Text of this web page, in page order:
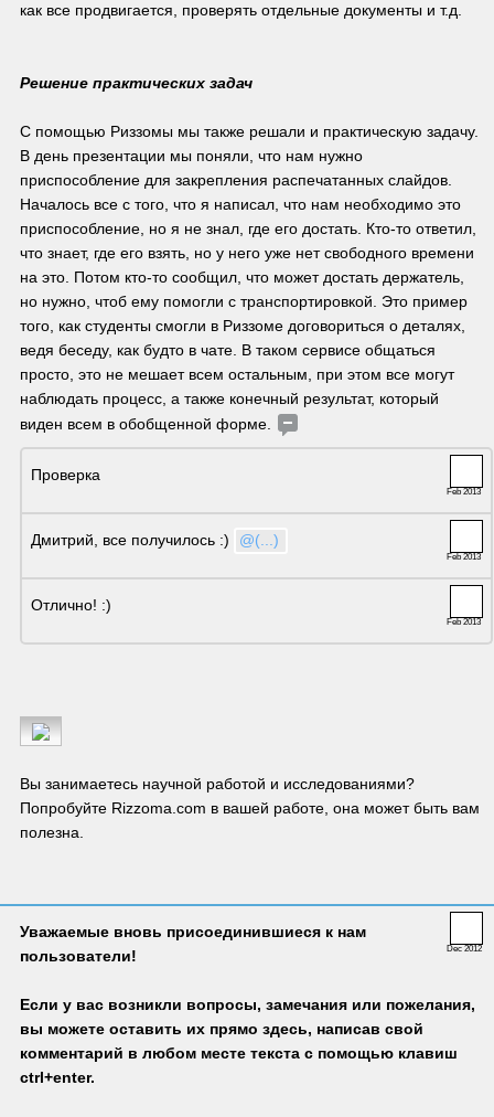
как все продвигается, проверять отдельные документы и т.д.
Решение практических задач
C помощью Риззомы мы также решали и практическую задачу.
В день презентации мы поняли, что нам нужно
приспособление для закрепления распечатанных слайдов.
Началось все с того, что я написал, что нам необходимо это
приспособление, но я не знал, где его достать. Кто-то ответил,
что знает, где его взять, но у него уже нет свободного времени
на это. Потом кто-то сообщил, что может достать держатель,
но нужно, чтоб ему помогли с транспортировкой. Это пример
того, как студенты смогли в Риззоме договориться о деталях,
ведя беседу, как будто в чате. В таком сервисе общаться
просто, это не мешает всем остальным, при этом все могут
наблюдать процесс, а также конечный результат, который
виден всем в обобщенной форме.
Feb 2013
Проверка
Feb 2013
Дмитрий, все получилось :) @(...)
Feb 2013
Отлично! :)
Вы занимаетесь научной работой и исследованиями?
Попробуйте Rizzoma.com в вашей работе, она может быть вам
полезна.
Dec 2012
Уважаемые вновь присоединившиеся к нам
пользователи!
Если у вас возникли вопросы, замечания или пожелания,
вы можете оставить их прямо здесь, написав свой
комментарий в любом месте текста с помощью клавиш
ctrl+enter.